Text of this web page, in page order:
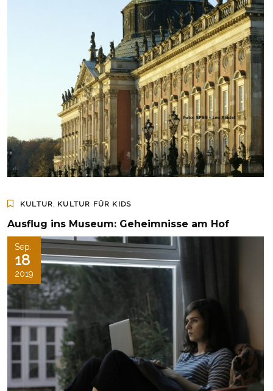
KULTUR, KULTUR FÜR KIDS
Ausflug ins Museum: Geheimnisse am Hof
Sep.
18
2019